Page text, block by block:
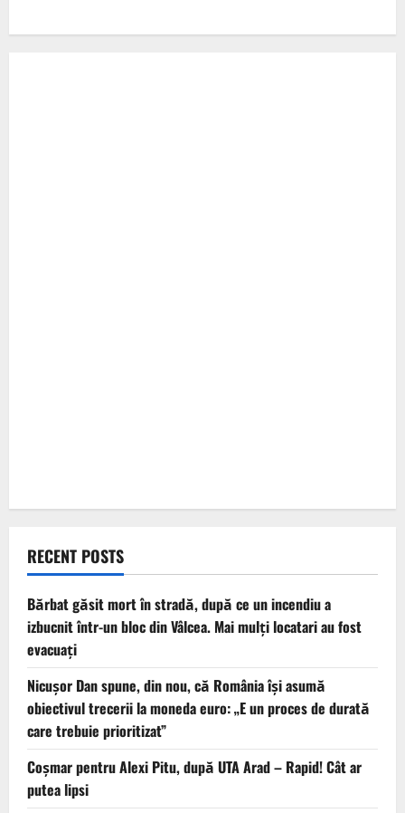
RECENT POSTS
Bărbat găsit mort în stradă, după ce un incendiu a
izbucnit într-un bloc din Vâlcea. Mai mulți locatari au fost
evacuați
Nicușor Dan spune, din nou, că România își asumă
obiectivul trecerii la moneda euro: „E un proces de durată
care trebuie prioritizat”
Coșmar pentru Alexi Pitu, după UTA Arad – Rapid! Cât ar
putea lipsi